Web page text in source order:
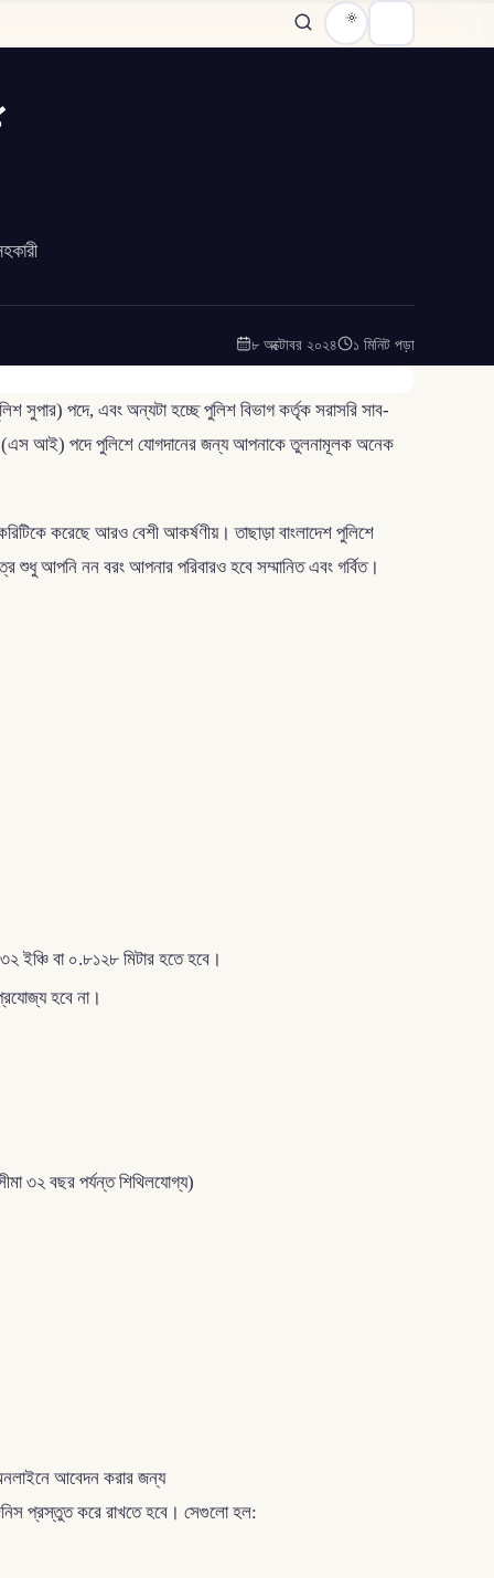
৮ অক্টোবর ২০২৪ ১ মিনিট পড়া
সুপার) পদে, এবং অন্যটা হচ্ছে পুলিশ বিভাগ কর্তৃক সরাসরি সাব-
(এস আই) পদে পুলিশে যোগদানের জন্য আপনাকে তুলনামূলক অনেক
করেছে আরও বেশী আকর্ষণীয়। তাছাড়া বাংলাদেশ পুলিশে
আপনি নন বরং আপনার পরিবারও হবে সম্মানিত এবং গর্বিত।
ইঞ্চি বা ০.৮১২৮ মিটার হতে হবে।
হবে না।
৩২ বছর পর্যন্ত শিথিলযোগ্য)
আবেদন করার জন্য
প্রস্তুত করে রাখতে হবে। সেগুলো হল: